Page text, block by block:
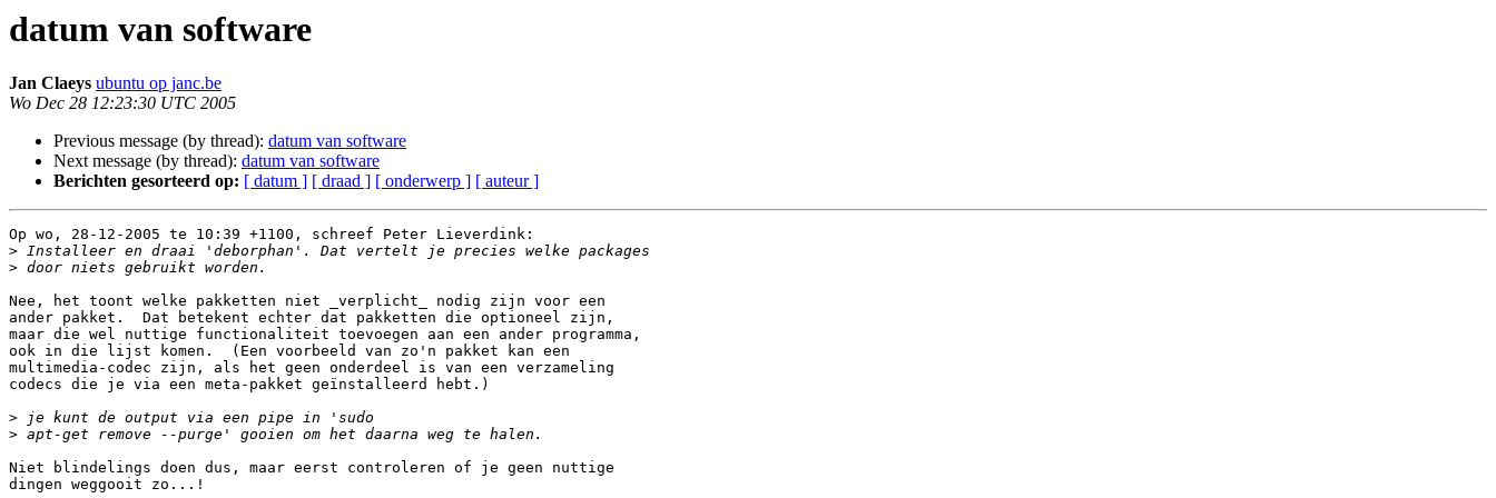
datum van software
Jan Claeys ubuntu op janc.be
Wo Dec 28 12:23:30 UTC 2005
Previous message (by thread): datum van software
Next message (by thread): datum van software
Berichten gesorteerd op: [ datum ] [ draad ] [ onderwerp ] [ auteur ]
Op wo, 28-12-2005 te 10:39 +1100, schreef Peter Lieverdink:
>
>
Nee, het toont welke pakketten niet _verplicht_ nodig zijn voor een
ander pakket.  Dat betekent echter dat pakketten die optioneel zijn,
maar die wel nuttige functionaliteit toevoegen aan een ander programma,
ook in die lijst komen.  (Een voorbeeld van zo'n pakket kan een
multimedia-codec zijn, als het geen onderdeel is van een verzameling
codecs die je via een meta-pakket geïnstalleerd hebt.)
>
>
Niet blindelings doen dus, maar eerst controleren of je geen nuttige
dingen weggooit zo...!